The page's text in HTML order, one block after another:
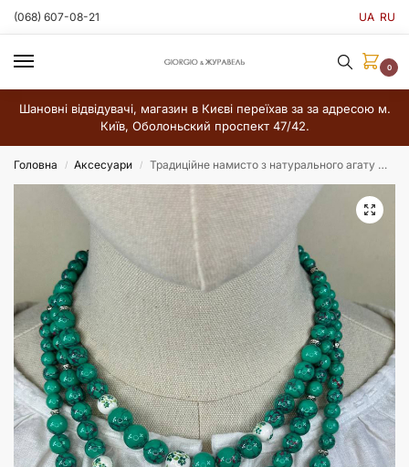
(068) 607-08-21 UA RU
0
Шановні відвідувачі, магазин в Києві переїхав за за адресою м.
Київ, Оболоньский проспект 47/42.
Головна / Аксесуари / Традиційне намисто з натурального агату — ручна робота